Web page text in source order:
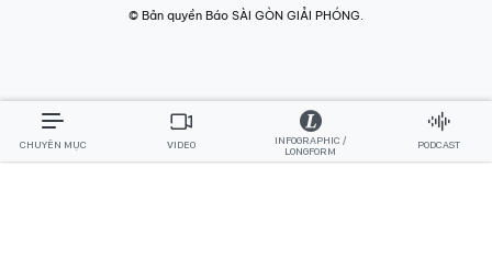
© Bản quyền Báo SÀI GÒN GIẢI PHÓNG.
CHUYÊN MỤC VIDEO
INFOGRAPHIC /
LONGFORM
PODCAST